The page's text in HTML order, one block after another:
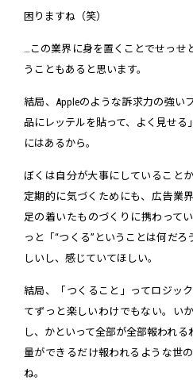
困りますね（笑）
…この業界に身を置くことでせっ
うこともあると思います。
結局、Appleのような訴求力の強い
品にレッテルを貼って、よく見せ
にはあるから。
ぼくは自分が大事にしていること
定期的に気づくためにも、広告業
足の着いたものづくりに携わって
っと「“つくる”ということは何だ
しいし、感じていてほしい。
結局、「つくること」ってロジッ
てずっと楽しいわけでもない。い
し、かといって全部が全部報われ
量ができるだけ報われるような世
ね。